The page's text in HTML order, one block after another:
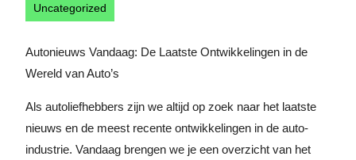
Uncategorized
Autonieuws Vandaag: De Laatste Ontwikkelingen in de
Wereld van Auto’s
Als autoliefhebbers zijn we altijd op zoek naar het laatste
nieuws en de meest recente ontwikkelingen in de auto-
industrie. Vandaag brengen we je een overzicht van het